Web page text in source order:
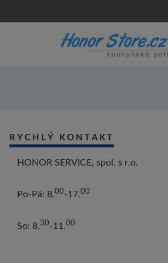
RYCHLÝ KONTAKT
HONOR SERVICE, spol. s r.o.
Po-Pá: 8.00-17.00
So: 8.30-11.00